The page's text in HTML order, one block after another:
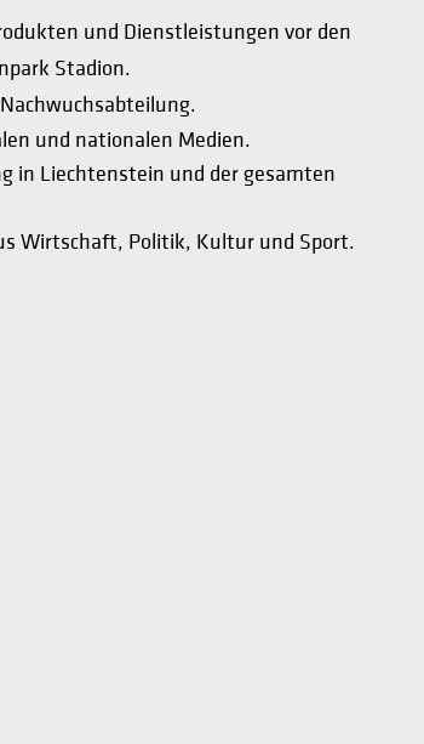
und Dienstleistungen vor den
Stadion.
und nationalen Medien.
in Liechtenstein und der gesamten
Wirtschaft, Politik, Kultur und Sport.